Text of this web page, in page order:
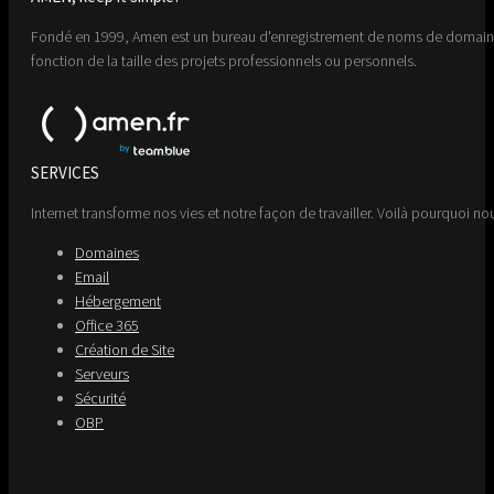
Fondé en 1999, Amen est un bureau d'enregistrement de noms de
fonction de la taille des projets professionnels ou personnels.
SERVICES
Internet transforme nos vies et notre façon de travailler. Voilà pourquoi
Domaines
Email
Hébergement
Office 365
Création de Site
Serveurs
Sécurité
OBP